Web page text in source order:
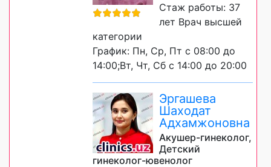
Стаж работы: 37
лет Врач высшей
категории
График: Пн, Ср, Пт с 08:00 до
14:00;Вт, Чт, Сб с 14:00 до 20:00
Эргашева
Шаходат
Адхамжоновна
Акушер-гинеколог,
Детский
гинеколог-ювенолог